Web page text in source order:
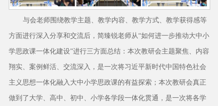
与会老师围绕教学主题、教学内容、教学方式、教学获得感等
方面进行深入分享和交流后，简臻锐老师从“如何进一步推动大中小
学思政课一体化建设”进行三方面总结：本次教研会主题聚焦、内容
翔实、案例鲜活、交流深入，是一次将习近平新时代中国特色社会
主义思想一体化融入大中小学思政课的有益探索；本次教研会真正
做到了大学、高中、初中、小学各学段一体化贯通，是一次将各学